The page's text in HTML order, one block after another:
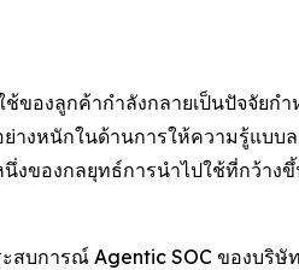
องลูกค้ากำลังกลายเป็นปัจจัยก
งหนักในด้านการให้ความรู้แบบ
ของกลยุทธ์การนำไปใช้ที่กว้าง
สบการณ์ Agentic SOC ของบริ